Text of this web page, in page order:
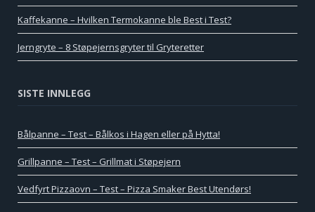
Kaffekanne – Hvilken Termokanne ble Best i Test?
Jerngryte – 8 Støpejernsgryter til Gryteretter
SISTE INNLEGG
Bålpanne – Test – Bålkos i Hagen eller på Hytta!
Grillpanne – Test – Grillmat i Støpejern
Vedfyrt Pizzaovn – Test – Pizza Smaker Best Utendørs!